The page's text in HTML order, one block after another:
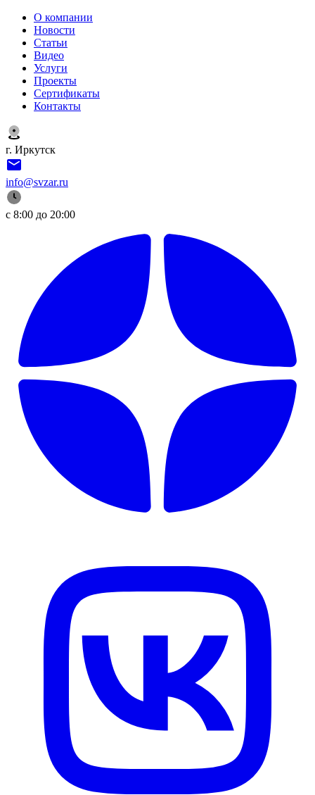
О компании
Новости
Статьи
Видео
Услуги
Проекты
Сертификаты
Контакты
г. Иркутск
info@svzar.ru
с 8:00 до 20:00